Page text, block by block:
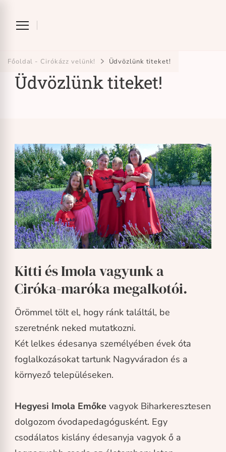
Főoldal - Cirókázz velünk! Üdvözlünk titeket!
Üdvözlünk titeket!
Kitti és Imola vagyunk a
Ciróka-maróka megalkotói.
Örömmel tölt el, hogy ránk találtál, be
szeretnénk neked mutatkozni.
Két lelkes édesanya személyében évek óta
foglalkozásokat tartunk Nagyváradon és a
környező településeken.
Hegyesi Imola Emőke vagyok Biharkeresztesen
dolgozom óvodapedagógusként. Egy
csodálatos kislány édesanyja vagyok ő a